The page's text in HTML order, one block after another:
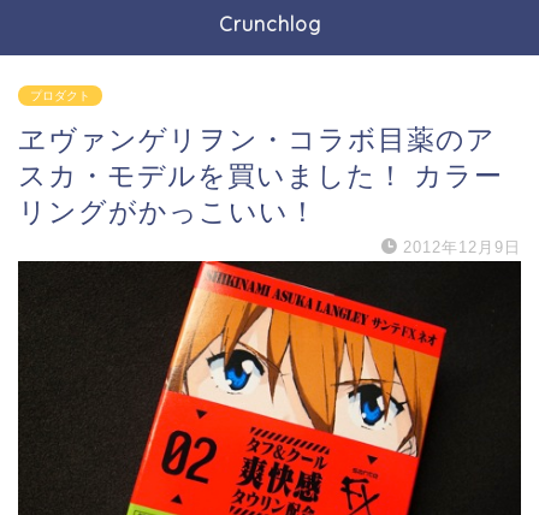
Crunchlog
プロダクト
ヱヴァンゲリヲン・コラボ目薬のア
スカ・モデルを買いました！ カラー
リングがかっこいい！
2012年12月9日